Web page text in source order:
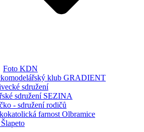
Foto KDN
klub GRADIENT
sdružení
sdružení SEZINA
- sdružení rodičů
farnost Olbramice